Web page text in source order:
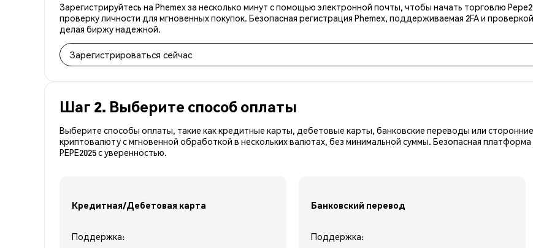
Зарегистрируйтесь на Phemex за несколько минут с помощью электронной почты, чтобы начать торговлю
проверку личности для мгновенных покупок. Безопасная регистрация Phemex, поддерживаемая 2FA и
делая биржу надежной.
Зарегистрироваться сейчас
Шаг 2. Выберите способ оплаты
Выберите способы оплаты, такие как кредитные карты, дебетовые карты, банковские переводы или
криптовалюту с мгновенной обработкой в нескольких валютах, без минимальной суммы. Безопасная
PEPE2025 с уверенностью.
Кредитная/Дебетовая карта
Поддержка:
Банковский перевод
Поддержка: